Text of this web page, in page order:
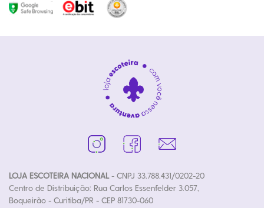
LOJA ESCOTEIRA NACIONAL- CNPJ 33.788.431/0202-20
Centro de Distribuição: Rua Carlos Essenfelder 3.057,
Boqueirão - Curitiba/PR - CEP 81730-060